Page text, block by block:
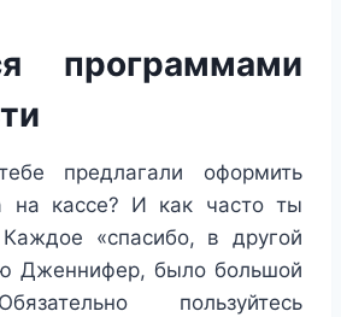
программами
предлагали оформить
на кассе? И как часто ты
Каждое «спасибо, в другой
Дженнифер, было большой
пользуйтесь